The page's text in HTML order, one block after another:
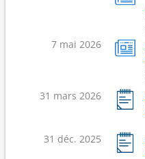
7 mai 2026
31 mars 2026
31 déc. 2025